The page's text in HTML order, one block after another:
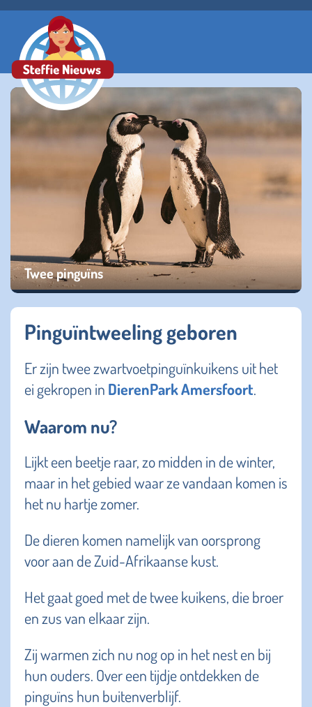
Twee pinguïns
Pinguïntweeling geboren
Er zijn twee zwartvoetpinguïnkuikens uit het
ei gekropen in DierenPark Amersfoort.
Waarom nu?
Lijkt een beetje raar, zo midden in de winter,
maar in het gebied waar ze vandaan komen is
het nu hartje zomer.
De dieren komen namelijk van oorsprong
voor aan de Zuid-Afrikaanse kust.
Het gaat goed met de twee kuikens, die broer
en zus van elkaar zijn.
Zij warmen zich nu nog op in het nest en bij
hun ouders. Over een tijdje ontdekken de
pinguïns hun buitenverblijf.